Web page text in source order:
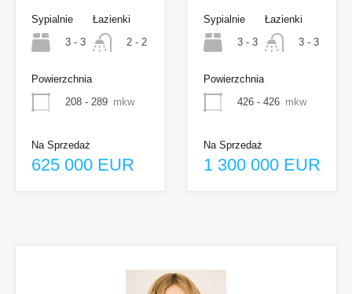
Sypialnie
3 - 3
Łazienki
2 - 2
Powierzchnia
208 - 289 mkw
Na Sprzedaż
625 000 EUR
Sypialnie
3 - 3
Łazienki
3 - 3
Powierzchnia
426 - 426 mkw
Na Sprzedaż
1 300 000 EUR